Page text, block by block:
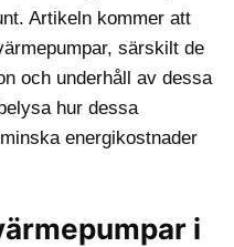
Artikeln kommer att
särskilt de
och underhåll av dessa
hur dessa
energikostnader
i